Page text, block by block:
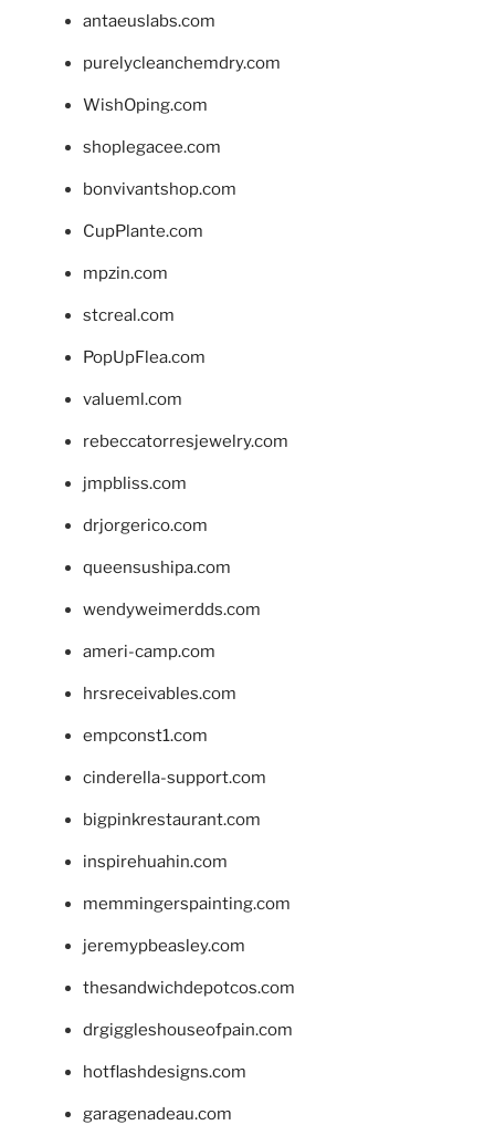
antaeuslabs.com
purelycleanchemdry.com
WishOping.com
shoplegacee.com
bonvivantshop.com
CupPlante.com
mpzin.com
stcreal.com
PopUpFlea.com
valueml.com
rebeccatorresjewelry.com
jmpbliss.com
drjorgerico.com
queensushipa.com
wendyweimerdds.com
ameri-camp.com
hrsreceivables.com
empconst1.com
cinderella-support.com
bigpinkrestaurant.com
inspirehuahin.com
memmingerspainting.com
jeremypbeasley.com
thesandwichdepotcos.com
drgiggleshouseofpain.com
hotflashdesigns.com
garagenadeau.com